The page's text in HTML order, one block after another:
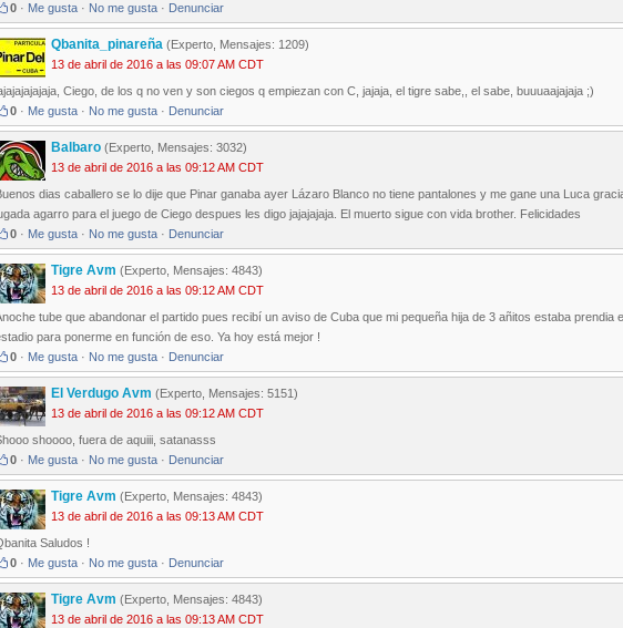
0 · Me gusta · No me gusta · Denunciar
Qbanita_pinareña (Experto, Mensajes: 1209)
13 de abril de 2016 a las 09:07 AM CDT
Ciego, de los q no ven y son ciegos q empiezan con C, jajaja, el tigre sabe,, el sabe, buuuaajajaja ;)
0 · Me gusta · No me gusta · Denunciar
Balbaro (Experto, Mensajes: 3032)
13 de abril de 2016 a las 09:12 AM CDT
dias caballero se lo dije que Pinar ganaba ayer Lázaro Blanco no tiene pantalones y me gane una Luca
agarro para el juego de Ciego despues les digo jajajajaja. El muerto sigue con vida brother. Felicidades
0 · Me gusta · No me gusta · Denunciar
Tigre Avm (Experto, Mensajes: 4843)
13 de abril de 2016 a las 09:12 AM CDT
tube que abandonar el partido pues recibí un aviso de Cuba que mi pequeña hija de 3 añitos estaba prendia
para ponerme en función de eso. Ya hoy está mejor !
0 · Me gusta · No me gusta · Denunciar
El Verdugo Avm (Experto, Mensajes: 5151)
13 de abril de 2016 a las 09:12 AM CDT
shoooo, fuera de aquiii, satanasss
0 · Me gusta · No me gusta · Denunciar
Tigre Avm (Experto, Mensajes: 4843)
13 de abril de 2016 a las 09:13 AM CDT
Saludos !
0 · Me gusta · No me gusta · Denunciar
Tigre Avm (Experto, Mensajes: 4843)
13 de abril de 2016 a las 09:13 AM CDT